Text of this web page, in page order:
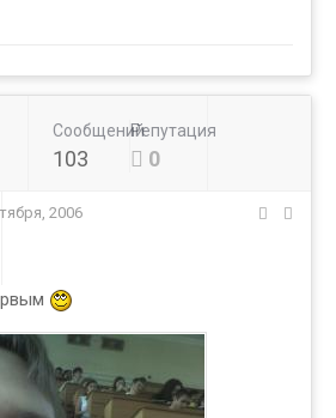
Сообщений
103
Репутация
0
2006